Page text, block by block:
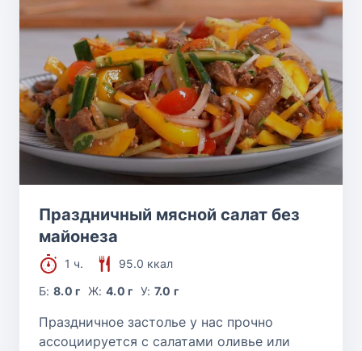
Праздничный мясной салат без
майонеза
1 ч.
95.0 ккал
Б:8.0 г Ж: 4.0 г У: 7.0 г
Праздничное застолье у нас прочно
ассоциируется с салатами оливье или